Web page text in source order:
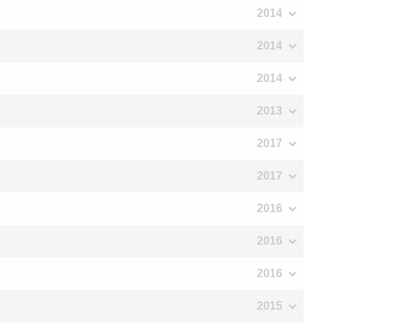
2014
2014
2014
2013
2017
2017
2016
2016
2016
2015